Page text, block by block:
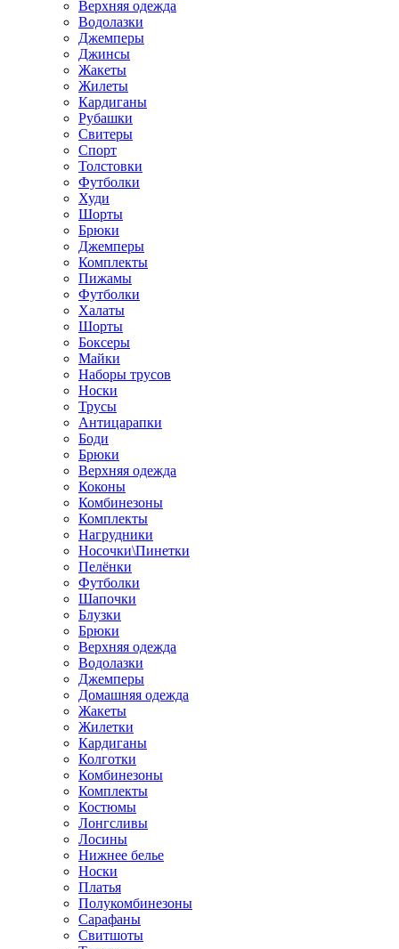
Верхняя одежда
Водолазки
Джемперы
Джинсы
Жакеты
Жилеты
Кардиганы
Рубашки
Свитеры
Спорт
Толстовки
Футболки
Худи
Шорты
Брюки
Джемперы
Комплекты
Пижамы
Футболки
Халаты
Шорты
Боксеры
Майки
Наборы трусов
Носки
Трусы
Антицарапки
Боди
Брюки
Верхняя одежда
Коконы
Комбинезоны
Комплекты
Нагрудники
Носочки\Пинетки
Пелёнки
Футболки
Шапочки
Блузки
Брюки
Верхняя одежда
Водолазки
Джемперы
Домашняя одежда
Жакеты
Жилетки
Кардиганы
Колготки
Комбинезоны
Комплекты
Костюмы
Лонгсливы
Лосины
Нижнее белье
Носки
Платья
Полукомбинезоны
Сарафаны
Свитшоты